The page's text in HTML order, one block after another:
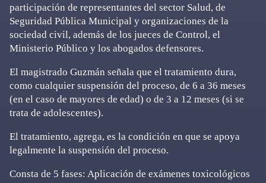
participación de representantes del sector Salud, de
Seguridad Pública Municipal y organizaciones de la
sociedad civil, además de los jueces de Control, el
Ministerio Público y los abogados defensores.
El magistrado Guzmán señala que el tratamiento dura,
como cualquier suspensión del proceso, de 6 a 36 meses
(en el caso de mayores de edad) o de 3 a 12 meses (si se
trata de adolescentes).
El tratamiento, agrega, es la condición en que se apoya
legalmente la suspensión del proceso.
Consta de 5 fases: Aplicación de exámenes toxicológicos